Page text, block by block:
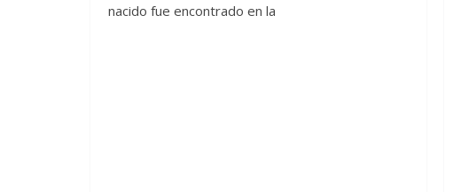
nacido fue encontrado en la